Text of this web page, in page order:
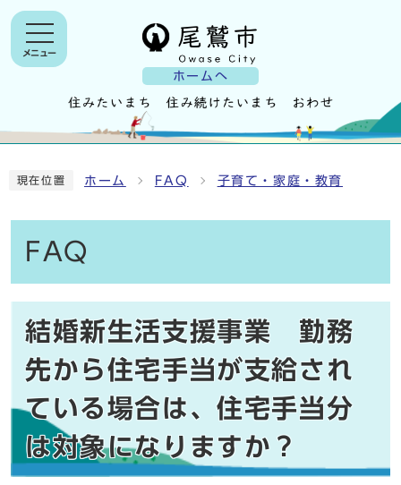
ホームへ
メニュー
現在位置 ホーム FAQ 子育て・家庭・教育
FAQ
結婚新生活支援事業 勤務
先から住宅手当が支給され
ている場合は、住宅手当分
は対象になりますか？